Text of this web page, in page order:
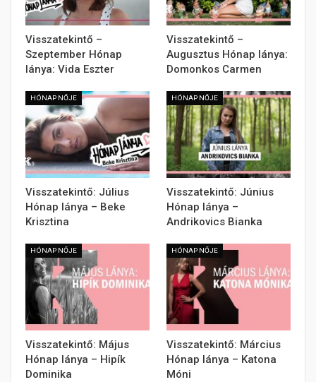
Visszatekintő –
Szeptember Hónap
lánya: Vida Eszter
Visszatekintő –
Augusztus Hónap lánya:
Domonkos Carmen
HÓNAP NŐJE
Visszatekintő: Július
Hónap lánya – Beke
Krisztina
HÓNAP NŐJE
Visszatekintő: Június
Hónap lánya –
Andrikovics Bianka
HÓNAP NŐJE
Visszatekintő: Május
Hónap lánya – Hipík
Dominika
HÓNAP NŐJE
Visszatekintő: Március
Hónap lánya – Katona
Móni